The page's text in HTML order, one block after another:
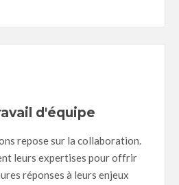
d'équipe
repose sur la collaboration.
leurs expertises pour offrir
réponses à leurs enjeux